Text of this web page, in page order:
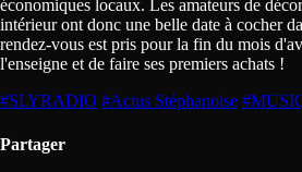
économiques locaux. Les amateurs de
intérieur ont donc une belle date à cocher
rendez-vous est pris pour la fin du mois
l'enseigne et de faire ses premiers achats !
#SLYRADIO #Actus Stéphanoise
Partager